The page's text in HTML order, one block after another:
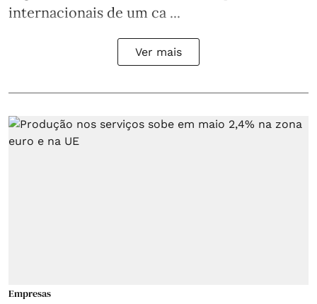
internacionais de um ca ...
Ver mais
Empresas